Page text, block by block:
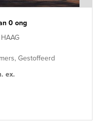
0 ong
Gestoffeerd
ex.